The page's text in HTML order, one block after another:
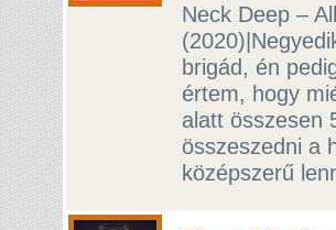
Neck Deep –
brigád, én
értem, hogy
alatt összesen
összeszedni a
középszerű